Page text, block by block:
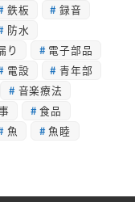
鉄板
録音
防水
り
電子部品
電設
青年部
音楽療法
食品
魚
魚睦